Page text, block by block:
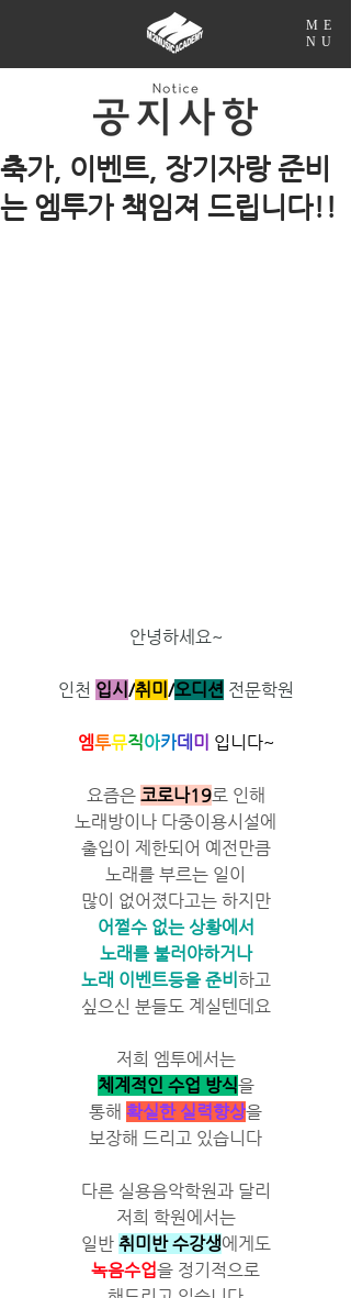
ME
NU
축가, 이벤트, 장기자랑 준비
는 엠투가 책임져 드립니다!!
안녕하세요~
인천 입시 /취미 /​오디션 전문학원
엠투뮤직아카데 미 입니다~
요즘은 코로나19로 인해
노래방이나 다중이용시설에
출입이 제한되어 예전만큼
노래를 부르는 일이
많이 없어졌다고는 하지만
어쩔수 없는 상황에서
노래를 불러야하거나
노래 이벤트등을 준비 하고
싶으신 분들도 계실텐데요
저희 엠투에서는
체계적인 수업 방식을
통해 확실한 실력향상을
보장해 드리고 있습니다
다른 실용음악학원과 달리
저희 학원에서는
일반 취미반 수강생에게도
녹음수업을 정기적으로